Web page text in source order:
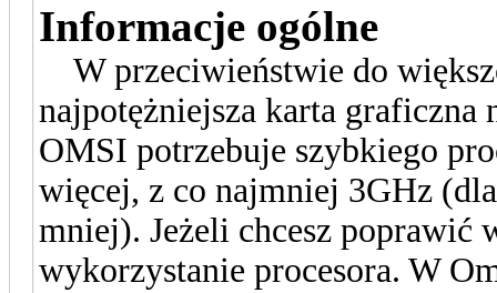
Informacje ogólne
W przeciwieństwie do
najpotężniejsza karta
OMSI potrzebuje szybkiego
więcej, z co najmniej 3GHz
mniej). Jeżeli chcesz poprawić
wykorzystanie procesora. W